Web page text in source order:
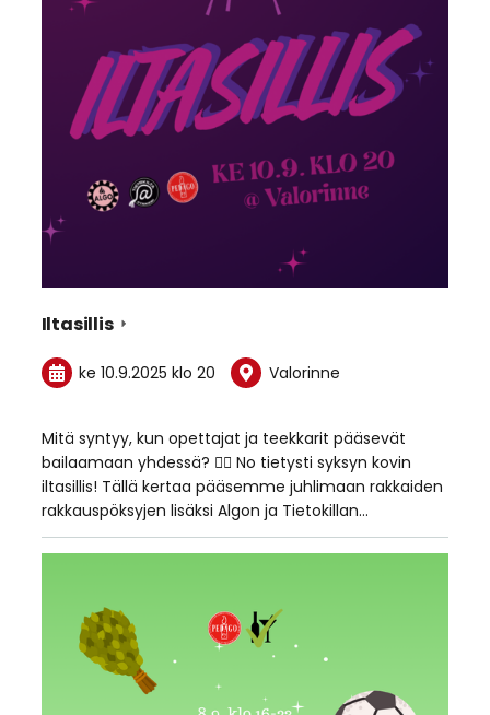
Iltasillis
ke 10.9.2025klo 20 Valorinne
Mitä syntyy, kun opettajat ja teekkarit pääsevät
bailaamaan yhdessä? ❤️‍🔥 No tietysti syksyn kovin
iltasillis! Tällä kertaa pääsemme juhlimaan rakkaiden
rakkauspöksyjen lisäksi Algon ja Tietokillan…